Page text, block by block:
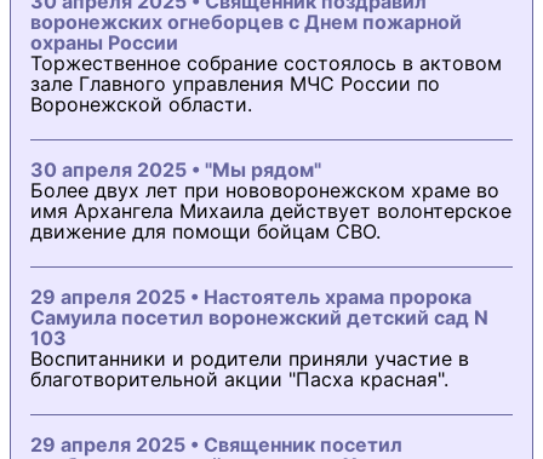
воронежских огнеборцев с Днем пожарной
охраны России
Торжественное собрание состоялось в актовом
зале Главного управления МЧС России по
Воронежской области.
30 апреля 2025 • "Мы рядом"
Более двух лет при нововоронежском храме во
имя Архангела Михаила действует волонтерское
движение для помощи бойцам СВО.
29 апреля 2025 • Настоятель храма пророка
Самуила посетил воронежский детский сад N
103
Воспитанники и родители приняли участие в
благотворительной акции "Пасха красная".
29 апреля 2025 • Священник посетил